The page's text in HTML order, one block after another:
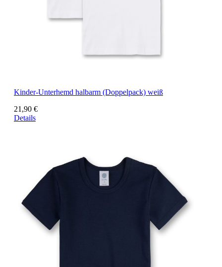
Kinder-Unterhemd halbarm (Doppelpack) weiß
21,90 €
Details